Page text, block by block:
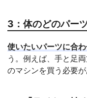
3：体のどのパー
使いたいパーツに合
う。例えば、手と足
のマシンを買う必要